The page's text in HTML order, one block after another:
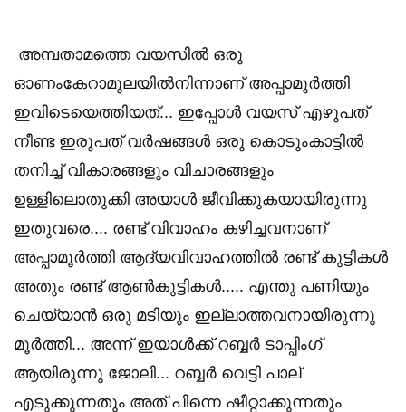
️ അമ്പതാമത്തെ വയസിൽ ഒരു
ഓണംകേറാമൂലയിൽനിന്നാണ് അപ്പാമൂർത്തി
ഇവിടെയെത്തിയത്... ഇപ്പോൾ വയസ് എഴുപത്
നീണ്ട ഇരുപത് വർഷങ്ങൾ ഒരു കൊടുംകാട്ടിൽ
തനിച്ച് വികാരങ്ങളും വിചാരങ്ങളും
ഉള്ളിലൊതുക്കി അയാൾ ജീവിക്കുകയായിരുന്നു
ഇതുവരെ.... രണ്ട് വിവാഹം കഴിച്ചവനാണ്
അപ്പാമൂർത്തി ആദ്യവിവാഹത്തിൽ രണ്ട് കുട്ടികൾ
അതും രണ്ട് ആൺകുട്ടികൾ..... എന്തു പണിയും
ചെയ്യാൻ ഒരു മടിയും ഇല്ലാത്തവനായിരുന്നു
മൂർത്തി... അന്ന് ഇയാൾക്ക് റബ്ബർ ടാപ്പിംഗ്
ആയിരുന്നു ജോലി... റബ്ബർ വെട്ടി പാല്
എടുക്കുന്നതും അത് പിന്നെ ഷീറ്റാക്കുന്നതും